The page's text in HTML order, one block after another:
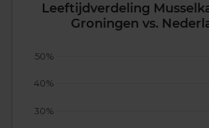
Leeftijdverdeling
Groningen vs.
30%
40%
50%